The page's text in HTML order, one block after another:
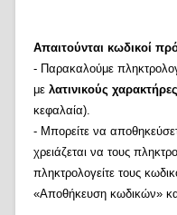
Απαιτούνται κωδικοί
- Παρακαλούμε
με λατινικούς
κεφαλαία).
- Μπορείτε να
χρειάζεται να τους
πληκτρολογείτε τους
«Αποθήκευση κωδικών»